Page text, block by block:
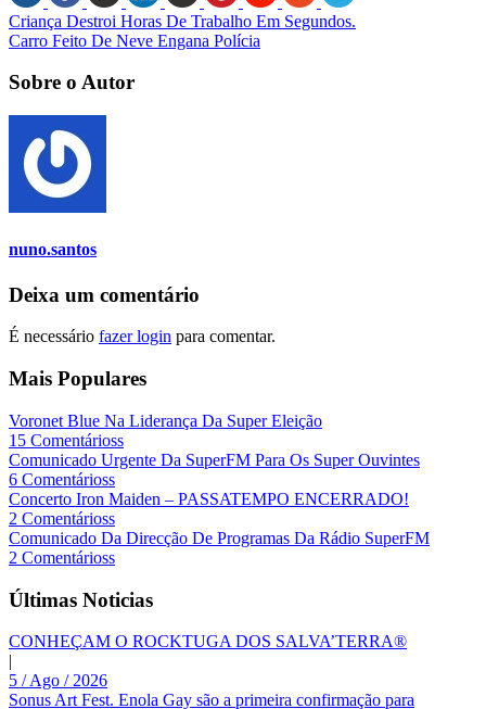
Criança Destroi Horas De Trabalho Em Segundos.
Carro Feito De Neve Engana Polícia
Sobre o Autor
nuno.santos
Deixa um comentário
É necessário fazer login para comentar.
Mais Populares
Voronet Blue Na Liderança Da Super Eleição
15 Comentárioss
Comunicado Urgente Da SuperFM Para Os Super Ouvintes
6 Comentárioss
Concerto Iron Maiden – PASSATEMPO ENCERRADO!
2 Comentárioss
Comunicado Da Direcção De Programas Da Rádio SuperFM
2 Comentárioss
Últimas Noticias
CONHEÇAM O ROCKTUGA DOS SALVA’TERRA®
|
5 / Ago / 2026
Sonus Art Fest. Enola Gay são a primeira confirmação para